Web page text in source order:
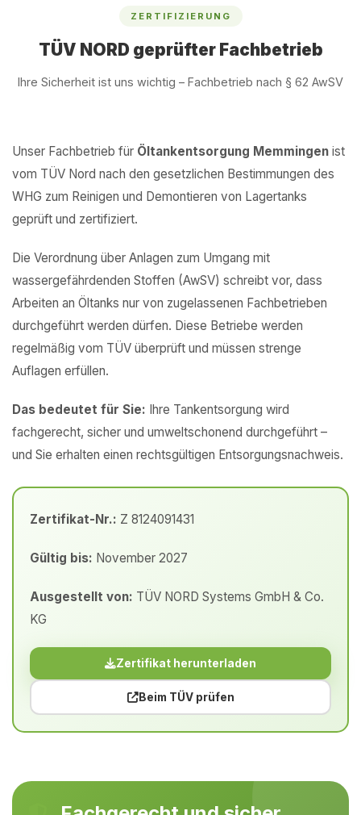
ZERTIFIZIERUNG
TÜV NORD geprüfter Fachbetrieb
Ihre Sicherheit ist uns wichtig – Fachbetrieb nach § 62 AwSV
Unser Fachbetrieb für Öltankentsorgung Memmingen ist
vom TÜV Nord nach den gesetzlichen Bestimmungen des
WHG zum Reinigen und Demontieren von Lagertanks
geprüft und zertifiziert.
Die Verordnung über Anlagen zum Umgang mit
wassergefährdenden Stoffen (AwSV) schreibt vor, dass
Arbeiten an Öltanks nur von zugelassenen Fachbetrieben
durchgeführt werden dürfen. Diese Betriebe werden
regelmäßig vom TÜV überprüft und müssen strenge
Auflagen erfüllen.
Das bedeutet für Sie: Ihre Tankentsorgung wird
fachgerecht, sicher und umweltschonend durchgeführt –
und Sie erhalten einen rechtsgültigen Entsorgungsnachweis.
Zertifikat-Nr.: Z 8124091431
Gültig bis: November 2027
Ausgestellt von: TÜV NORD Systems GmbH & Co.
KG
Zertifikat herunterladen
Beim TÜV prüfen